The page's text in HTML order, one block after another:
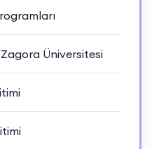
Üniversitesi